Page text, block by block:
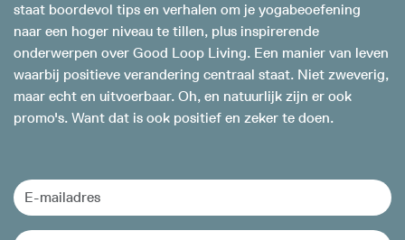
staat boordevol tips en verhalen om je yogabeoefening
naar een hoger niveau te tillen, plus inspirerende
onderwerpen over Good Loop Living. Een manier van leven
waarbij positieve verandering centraal staat. Niet zweverig,
maar echt en uitvoerbaar. Oh, en natuurlijk zijn er ook
promo's. Want dat is ook positief en zeker te doen.